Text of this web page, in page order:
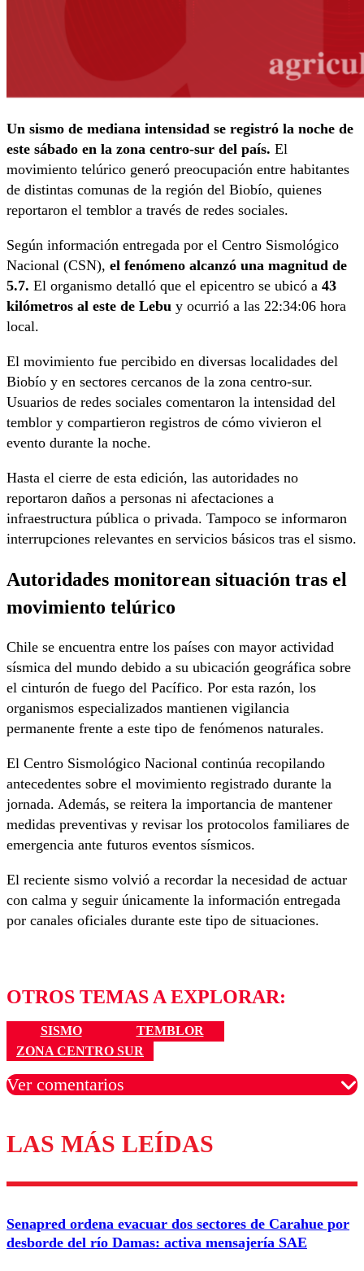
Un sismo de mediana intensidad se registró la noche de
este sábado en la zona centro-sur del país. El
movimiento telúrico generó preocupación entre habitantes
de distintas comunas de la región del Biobío, quienes
reportaron el temblor a través de redes sociales.
Según información entregada por el Centro Sismológico
Nacional (CSN), el fenómeno alcanzó una magnitud de
5.7. El organismo detalló que el epicentro se ubicó a 43
kilómetros al este de Lebu y ocurrió a las 22:34:06 hora
local.
El movimiento fue percibido en diversas localidades del
Biobío y en sectores cercanos de la zona centro-sur.
Usuarios de redes sociales comentaron la intensidad del
temblor y compartieron registros de cómo vivieron el
evento durante la noche.
Hasta el cierre de esta edición, las autoridades no
reportaron daños a personas ni afectaciones a
infraestructura pública o privada. Tampoco se informaron
interrupciones relevantes en servicios básicos tras el sismo.
Autoridades monitorean situación tras el
movimiento telúrico
Chile se encuentra entre los países con mayor actividad
sísmica del mundo debido a su ubicación geográfica sobre
el cinturón de fuego del Pacífico. Por esta razón, los
organismos especializados mantienen vigilancia
permanente frente a este tipo de fenómenos naturales.
El Centro Sismológico Nacional continúa recopilando
antecedentes sobre el movimiento registrado durante la
jornada. Además, se reitera la importancia de mantener
medidas preventivas y revisar los protocolos familiares de
emergencia ante futuros eventos sísmicos.
El reciente sismo volvió a recordar la necesidad de actuar
con calma y seguir únicamente la información entregada
por canales oficiales durante este tipo de situaciones.
OTROS TEMAS A EXPLORAR:
SISMO
TEMBLOR
ZONA CENTRO SUR
Ver comentarios
Los comentarios son moderados para garantizar un
diálogo respetuoso.
Correo
LAS MÁS LEÍDAS
Senapred ordena evacuar dos sectores de Carahue por
desborde del río Damas: activa mensajería SAE